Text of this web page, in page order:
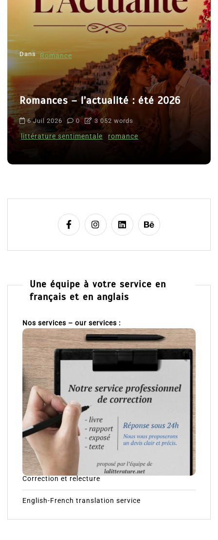
Dans Romance
Romances – l’actualité : été 2026
6 Juil 2026 0 3 052 words
littérature sentimentale romance
Une équipe à votre service en
français et en anglais
Nos services – our services :
Correction et relecture
English-French translation service